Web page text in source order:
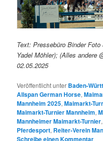
Text: Pressebüro Binder
Yadel Möhler); (Alles andere
02.05.2025
Veröffentlicht unter Baden-
Allspan German Horse,
Mannheim 2025,Maimarkt-
Maimarkt-Turnier Mannheim,
Mannheimer Maimarkt-Turnier
Pferdesport, Reiter-Verein
Schreibe einen Kommentar